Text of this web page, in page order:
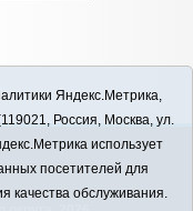
Яндекс.Метрика,
Россия, Москва, ул.
использует
посетителей для
качества обслуживания.